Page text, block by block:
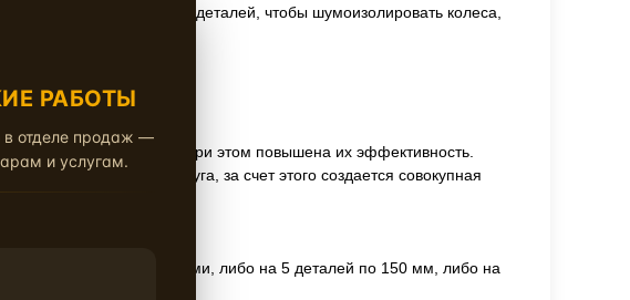
совокупной длины деталей, чтобы шумоизолировать колеса,
веса на колесо, но при этом повышена их эффективность.
касаются друг друга, за счет этого создается совокупная
быть ровно нарезан вами, либо на 5 деталей по 150 мм, либо на
РАБОТЫ
в отделе продаж —
и услугам.